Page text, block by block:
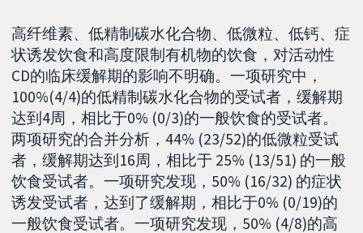
高纤维素、低精制碳水化合物、低微粒、低钙、症
状诱发饮食和高度限制有机物的饮食，对活动性
CD的临床缓解期的影响不明确。一项研究中，
100%(4/4)的低精制碳水化合物的受试者，缓解期
达到4周，相比于0% (0/3)的一般饮食的受试者。
两项研究的合并分析，44% (23/52)的低微粒受试
者，缓解期达到16周，相比于 25% (13/51) 的一般
饮食受试者。一项研究发现，50% (16/32) 的症状
诱发受试者，达到了缓解期，相比于0% (0/19)的
一般饮食受试者。一项研究发现，50% (4/8)的高